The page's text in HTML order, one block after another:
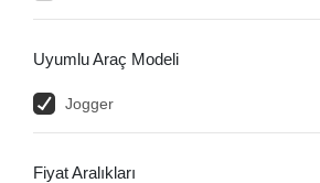
Uyumlu Araç Modeli
Jogger
Fiyat Aralıkları